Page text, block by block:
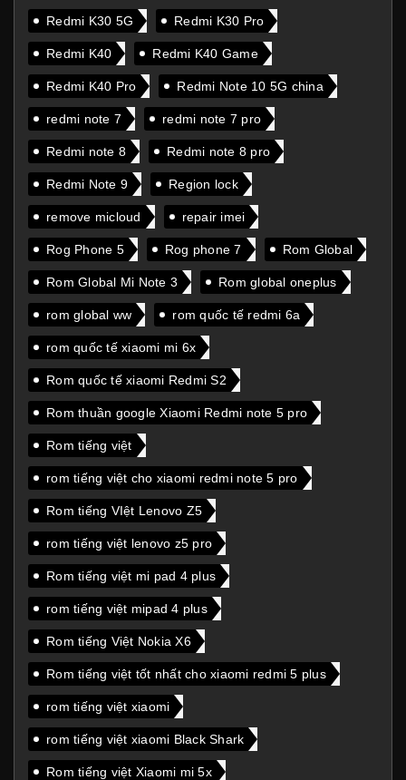
Redmi K30 5G Redmi K30 Pro
Redmi K40 Redmi K40 Game
Redmi K40 Pro Redmi Note 10 5G china
redmi note 7 redmi note 7 pro
Redmi note 8 Redmi note 8 pro
Redmi Note 9 Region lock
remove micloud repair imei
Rog Phone 5 Rog phone 7 Rom Global
Rom Global Mi Note 3 Rom global oneplus
rom global ww rom quốc tế redmi 6a
rom quốc tế xiaomi mi 6x
Rom quốc tế xiaomi Redmi S2
Rom thuần google Xiaomi Redmi note 5 pro
Rom tiếng việt
rom tiếng việt cho xiaomi redmi note 5 pro
Rom tiếng VIệt Lenovo Z5
rom tiếng việt lenovo z5 pro
Rom tiếng việt mi pad 4 plus
rom tiếng việt mipad 4 plus
Rom tiếng Việt Nokia X6
Rom tiếng việt tốt nhất cho xiaomi redmi 5 plus
rom tiếng việt xiaomi
rom tiếng việt xiaomi Black Shark
Rom tiếng việt Xiaomi mi 5x